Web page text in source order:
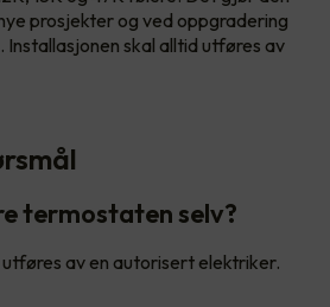
prosjekter og ved oppgradering
Installasjonen skal alltid utføres av
termostaten selv?
utføres av en autorisert elektriker.